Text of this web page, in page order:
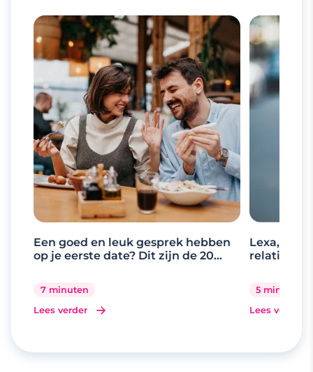
Een goed en leuk gesprek hebben
op je eerste date? Dit zijn de 20
7 minuten
Lees verder
Lexa, de
relaties
5 minuten
Lees verder